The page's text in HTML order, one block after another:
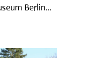
Berlin...